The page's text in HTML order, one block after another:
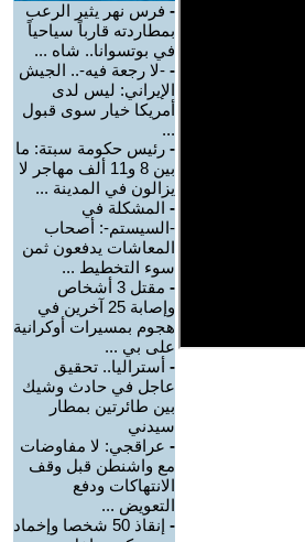
- فرس نهر يثير الرعب
بمطاردته قارباً سياحياً
في بوتسوانا.. شاه ...
- -لا رجعة فيه-.. الجيش
الإيراني: ليس لدى
أمريكا خيار سوى قبول
...
- رئيس حكومة سبتة: ما
بين 8 و11 ألف مهاجر لا
يزالون في المدينة ...
- المشكلة في
-السيستم-: أصحاب
المعاشات يدفعون ثمن
سوء التخطيط ...
-
مقتل 3 أشخاص
وإصابة 25 آخرين في
هجوم بمسيرات أوكرانية
على بي ...
- أستراليا.. تحقيق
عاجل في حادث وشيك
بين طائرتين بمطار
سيدني
- عراقجي: لا مفاوضات
مع واشنطن قبل وقف
الانتهاكات ودفع
التعويض ...
-
إنقاذ 50 شخصا وإخماد